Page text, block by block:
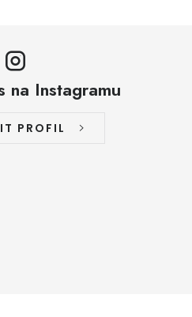
na Instagramu
PROFIL